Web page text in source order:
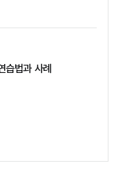
습법과 사례